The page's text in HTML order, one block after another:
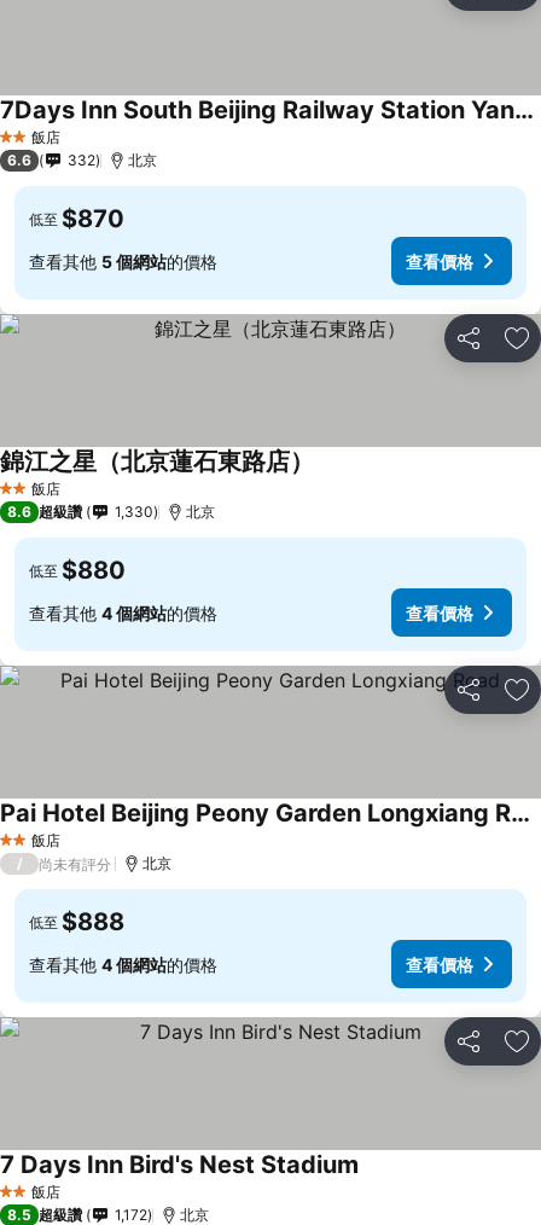
2 星級飯店
7Days Inn South Beijing Railway Station Yangqiao
6.6 332 北京
低至 $870
查看其他 5 個網站的價格 查看價格
分享 加
2 星級飯店
錦江之星（北京蓮石東路店）
8.6 超級讚 1,330 北京
低至 $880
查看其他 4 個網站的價格 查看價格
分享 加
2 星級飯店
Pai Hotel Beijing Peony Garden Longxiang Road
/ 尚未有評分 北京
低至 $888
查看其他 4 個網站的價格 查看價格
分享 加
2 星級飯店
7 Days Inn Bird's Nest Stadium
8.5 超級讚 1,172 北京